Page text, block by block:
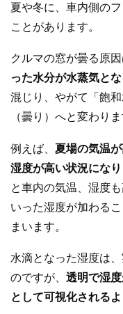
夏や冬に、車内側の
ことがあります。
クルマの窓が曇る原
った水分が水蒸気と
混じり、やがて「飽
（曇り）へと変わりま
例えば、 夏場の気温
湿度が高い状況になり
と車内の気温、湿度
いった湿度が加わる
まいます。
水滴となった湿度は
のですが、 透明で湿
として可視化される